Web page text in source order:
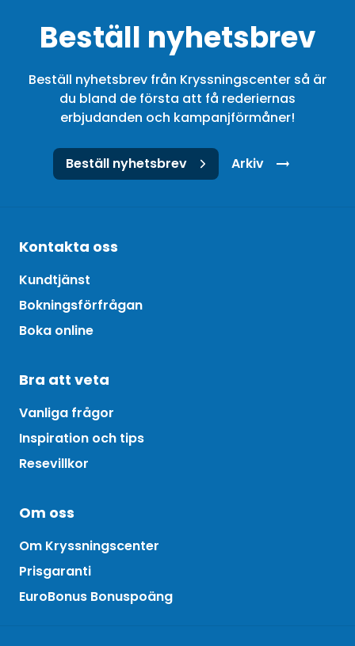
Beställ nyhetsbrev
Beställ nyhetsbrev från Kryssningscenter så är
du bland de första att få rederiernas
erbjudanden och kampanjförmåner!
Beställ nyhetsbrev Arkiv
Kontakta oss
Kundtjänst
Bokningsförfrågan
Boka online
Bra att veta
Vanliga frågor
Inspiration och tips
Resevillkor
Om oss
Om Kryssningscenter
Prisgaranti
EuroBonus Bonuspoäng